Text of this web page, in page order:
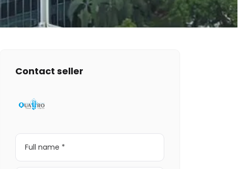
Contact seller